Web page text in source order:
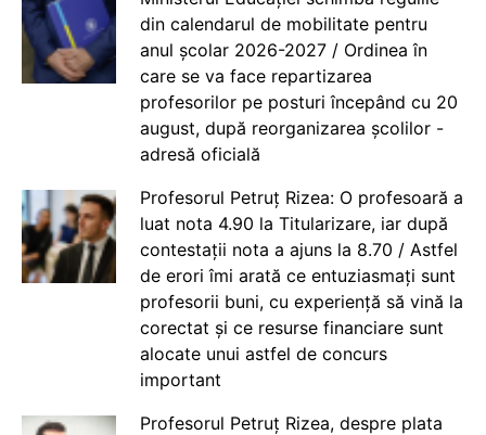
din calendarul de mobilitate pentru
anul școlar 2026-2027 / Ordinea în
care se va face repartizarea
profesorilor pe posturi începând cu 20
august, după reorganizarea școlilor -
adresă oficială
Profesorul Petruț Rizea: O profesoară a
luat nota 4.90 la Titularizare, iar după
contestații nota a ajuns la 8.70 / Astfel
de erori îmi arată ce entuziasmați sunt
profesorii buni, cu experiență să vină la
corectat și ce resurse financiare sunt
alocate unui astfel de concurs
important
Profesorul Petruț Rizea, despre plata